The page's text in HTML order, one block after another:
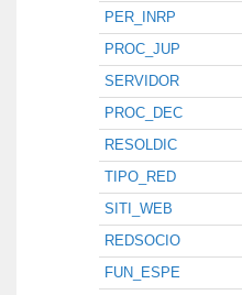
PER_INRP
PROC_JUP
SERVIDOR
PROC_DEC
RESOLDIC
TIPO_RED
SITI_WEB
REDSOCIO
FUN_ESPE